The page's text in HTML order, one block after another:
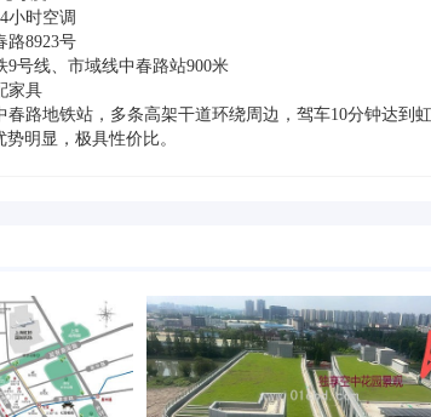
小时空调
路8923号
号线、市域线中春路站900米
家具
路地铁站，多条高架干道环绕周边，驾车10分钟达到
明显，极具性价比。